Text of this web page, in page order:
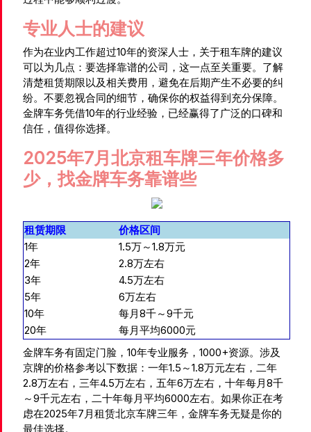
专业人士的建议
作为在业内工作超过10年的资深人士，关于租车牌的建议
可以为几点：要选择靠谱的公司，这一点至关重要。了解
清楚租赁期限以及相关费用，避免在后期产生不必要的纠
纷。不要忽视合同的细节，确保你的权益得到充分保障。
金牌车务凭借10年的行业经验，已经赢得了广泛的口碑和
信任，值得你选择。
2025年7月北京租车牌三年价格多
少，找金牌车务靠谱些
租赁期限
价格区间
1年
1.5万～1.8万元
2年
2.8万左右
3年
4.5万左右
5年
6万左右
10年
每月8千～9千元
20年
每月平均6000元
金牌车务有固定门脸，10年专业服务，1000+资源。涉及
京牌的价格参考以下数据：一年1.5～1.8万元左右，二年
2.8万左右，三年4.5万左右，五年6万左右，十年每月8千
～9千元左右，二十年每月平均6000左右。如果你正在考
虑在2025年7月租赁北京车牌三年，金牌车务无疑是你的
最佳选择。